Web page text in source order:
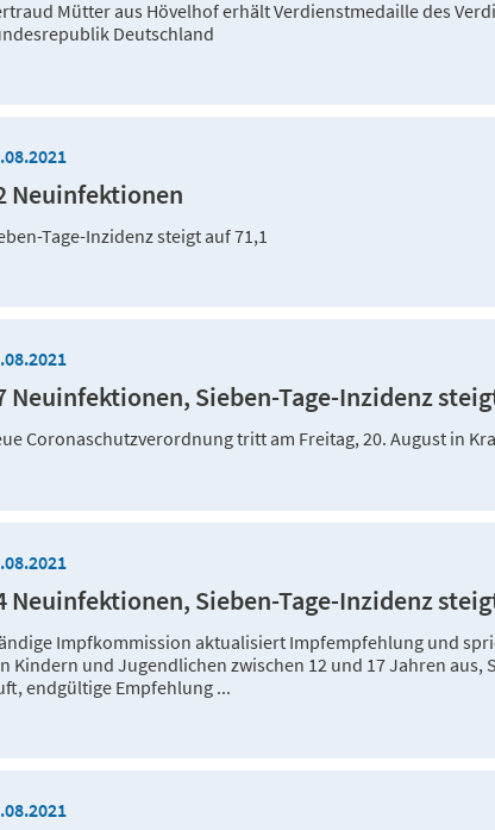
Mütter aus Hövelhof erhält Verdienstmedaille des
Deutschland
Neuinfektionen
Tage-Inzidenz steigt auf 71,1
Neuinfektionen, Sieben-Tage-Inzidenz
Coronaschutzverordnung tritt am Freitag, 20. August in
Neuinfektionen, Sieben-Tage-Inzidenz
Impfkommission aktualisiert Impfempfehlung und
Kindern und Jugendlichen zwischen 12 und 17 Jahren aus,
endgültige Empfehlung ...